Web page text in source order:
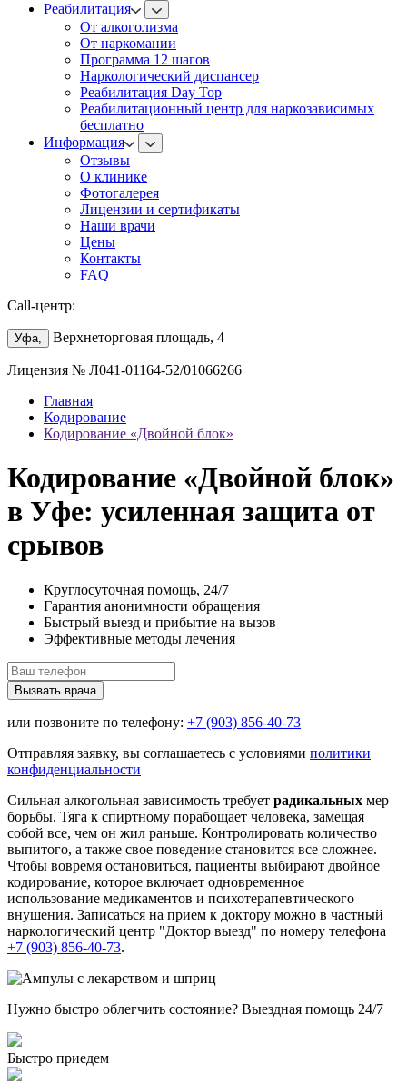
Реабилитация
От алкоголизма
От наркомании
Программа 12 шагов
Наркологический диспансер
Реабилитация Day Top
Реабилитационный центр для наркозависимых
бесплатно
Информация
Отзывы
О клинике
Фотогалерея
Лицензии и сертификаты
Наши врачи
Цены
Контакты
FAQ
Call-центр:
Уфа, Верхнеторговая площадь, 4
Лицензия № Л041-01164-52/01066266
Главная
Кодирование
Кодирование «Двойной блок»
Кодирование «Двойной блок»
в Уфе: усиленная защита от
срывов
Круглосуточная помощь, 24/7
Гарантия анонимности обращения
Быстрый выезд и прибытие на вызов
Эффективные методы лечения
Вызвать врача
или позвоните по телефону: +7 (903) 856-40-73
Отправляя заявку, вы соглашаетесь с условиями политики
конфиденциальности
Сильная алкогольная зависимость требует радикальных мер
борьбы. Тяга к спиртному порабощает человека, замещая
собой все, чем он жил раньше. Контролировать количество
выпитого, а также свое поведение становится все сложнее.
Чтобы вовремя остановиться, пациенты выбирают двойное
кодирование, которое включает одновременное
использование медикаментов и психотерапевтического
внушения. Записаться на прием к доктору можно в частный
наркологический центр "Доктор выезд" по номеру телефона
+7 (903) 856-40-73.
Нужно быстро облегчить состояние? Выездная помощь 24/7
Быстро приедем